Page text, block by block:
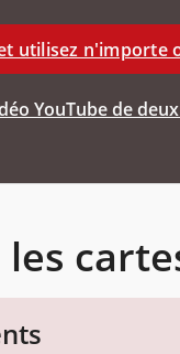
utilisez n'importe
YouTube de
les